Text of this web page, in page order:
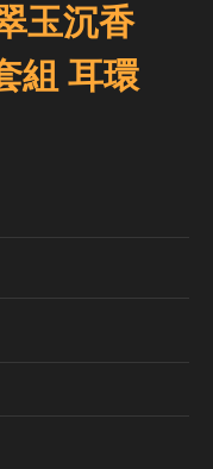
玉沉香
組 耳環